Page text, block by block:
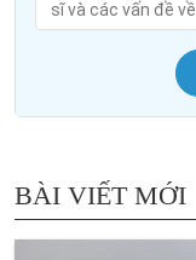
BÀI VIẾT MỚI